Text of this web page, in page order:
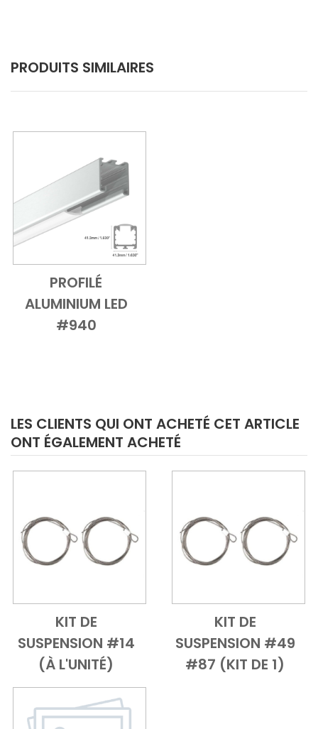
PRODUITS SIMILAIRES
Add to CartVue d'ensemble
PROFILÉ
ALUMINIUM LED
#940
LES CLIENTS QUI ONT ACHETÉ CET ARTICLE
ONT ÉGALEMENT ACHETÉ
Add to CartVue d'ensemble
KIT DE
SUSPENSION #14
(À L'UNITÉ)
Add to Cart
Vue
KIT DE
SUSPENSION #49
#87 (KIT DE 1)